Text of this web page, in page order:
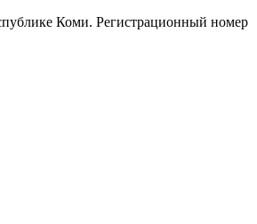
Коми. Регистрационный номер